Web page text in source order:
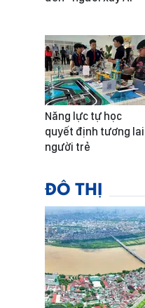
Năng lực tự học
quyết định tương lai
người trẻ
ĐÔ THỊ